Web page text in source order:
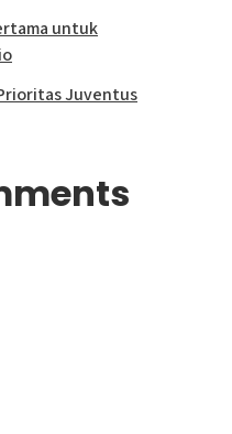
untuk
Juventus